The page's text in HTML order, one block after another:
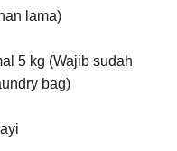
lama)
5 kg (Wajib sudah
bag)